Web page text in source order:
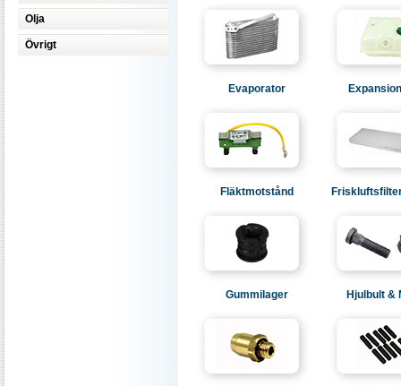
Olja
Övrigt
Evaporator
Fläktmotstånd
Gummilager Hjulbult &